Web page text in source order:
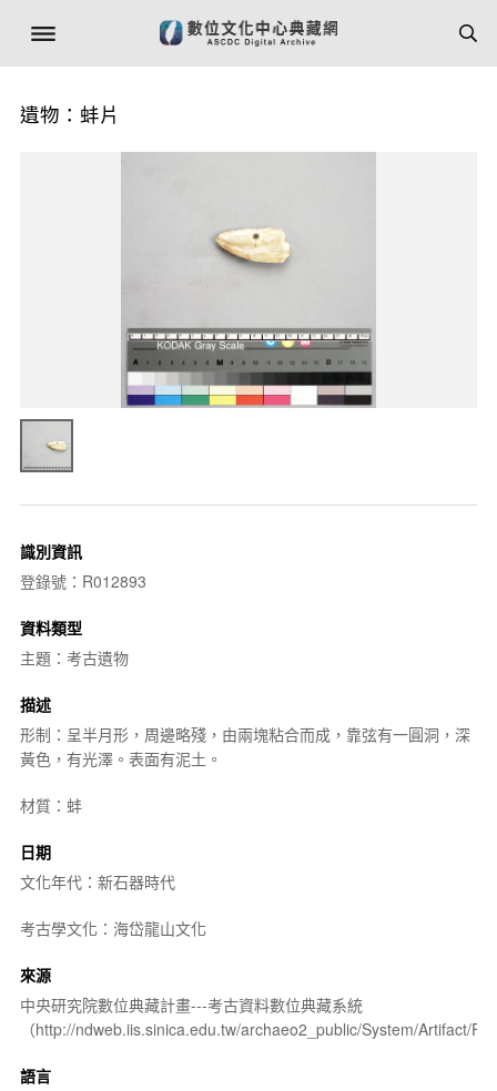
遺物：蚌片
識別資訊
登錄號：R012893
資料類型
主題：考古遺物
描述
形制：呈半月形，周邊略殘，由兩塊粘合而成，靠弦有一圓洞，深
黃色，有光澤。表面有泥土。
材質：蚌
日期
文化年代：新石器時代
考古學文化：海岱龍山文化
來源
中央研究院數位典藏計畫---考古資料數位典藏系統
（http://ndweb.iis.sinica.edu.tw/archaeo2_public/System/Artifact/
語言